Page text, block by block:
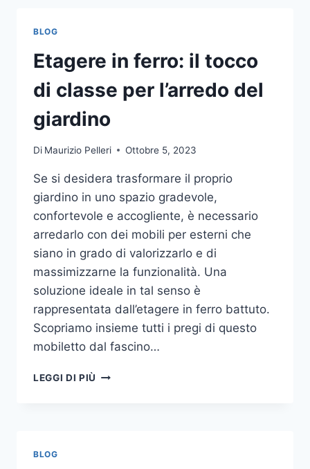
BLOG
Etagere in ferro: il tocco
di classe per l’arredo del
giardino
Di Maurizio Pelleri Ottobre 5, 2023
Se si desidera trasformare il proprio
giardino in uno spazio gradevole,
confortevole e accogliente, è necessario
arredarlo con dei mobili per esterni che
siano in grado di valorizzarlo e di
massimizzarne la funzionalità. Una
soluzione ideale in tal senso è
rappresentata dall’etagere in ferro battuto.
Scopriamo insieme tutti i pregi di questo
mobiletto dal fascino…
LEGGI DI PIÙ ETAGERE
BLOG